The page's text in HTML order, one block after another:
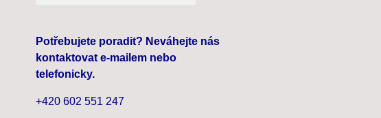
Potřebujete poradit? Neváhejte nás
kontaktovat e-mailem nebo
telefonicky.
+420 602 551 247